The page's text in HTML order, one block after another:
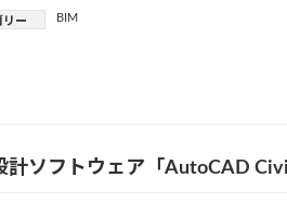
リー BIM
計ソフトウェア「AutoCAD